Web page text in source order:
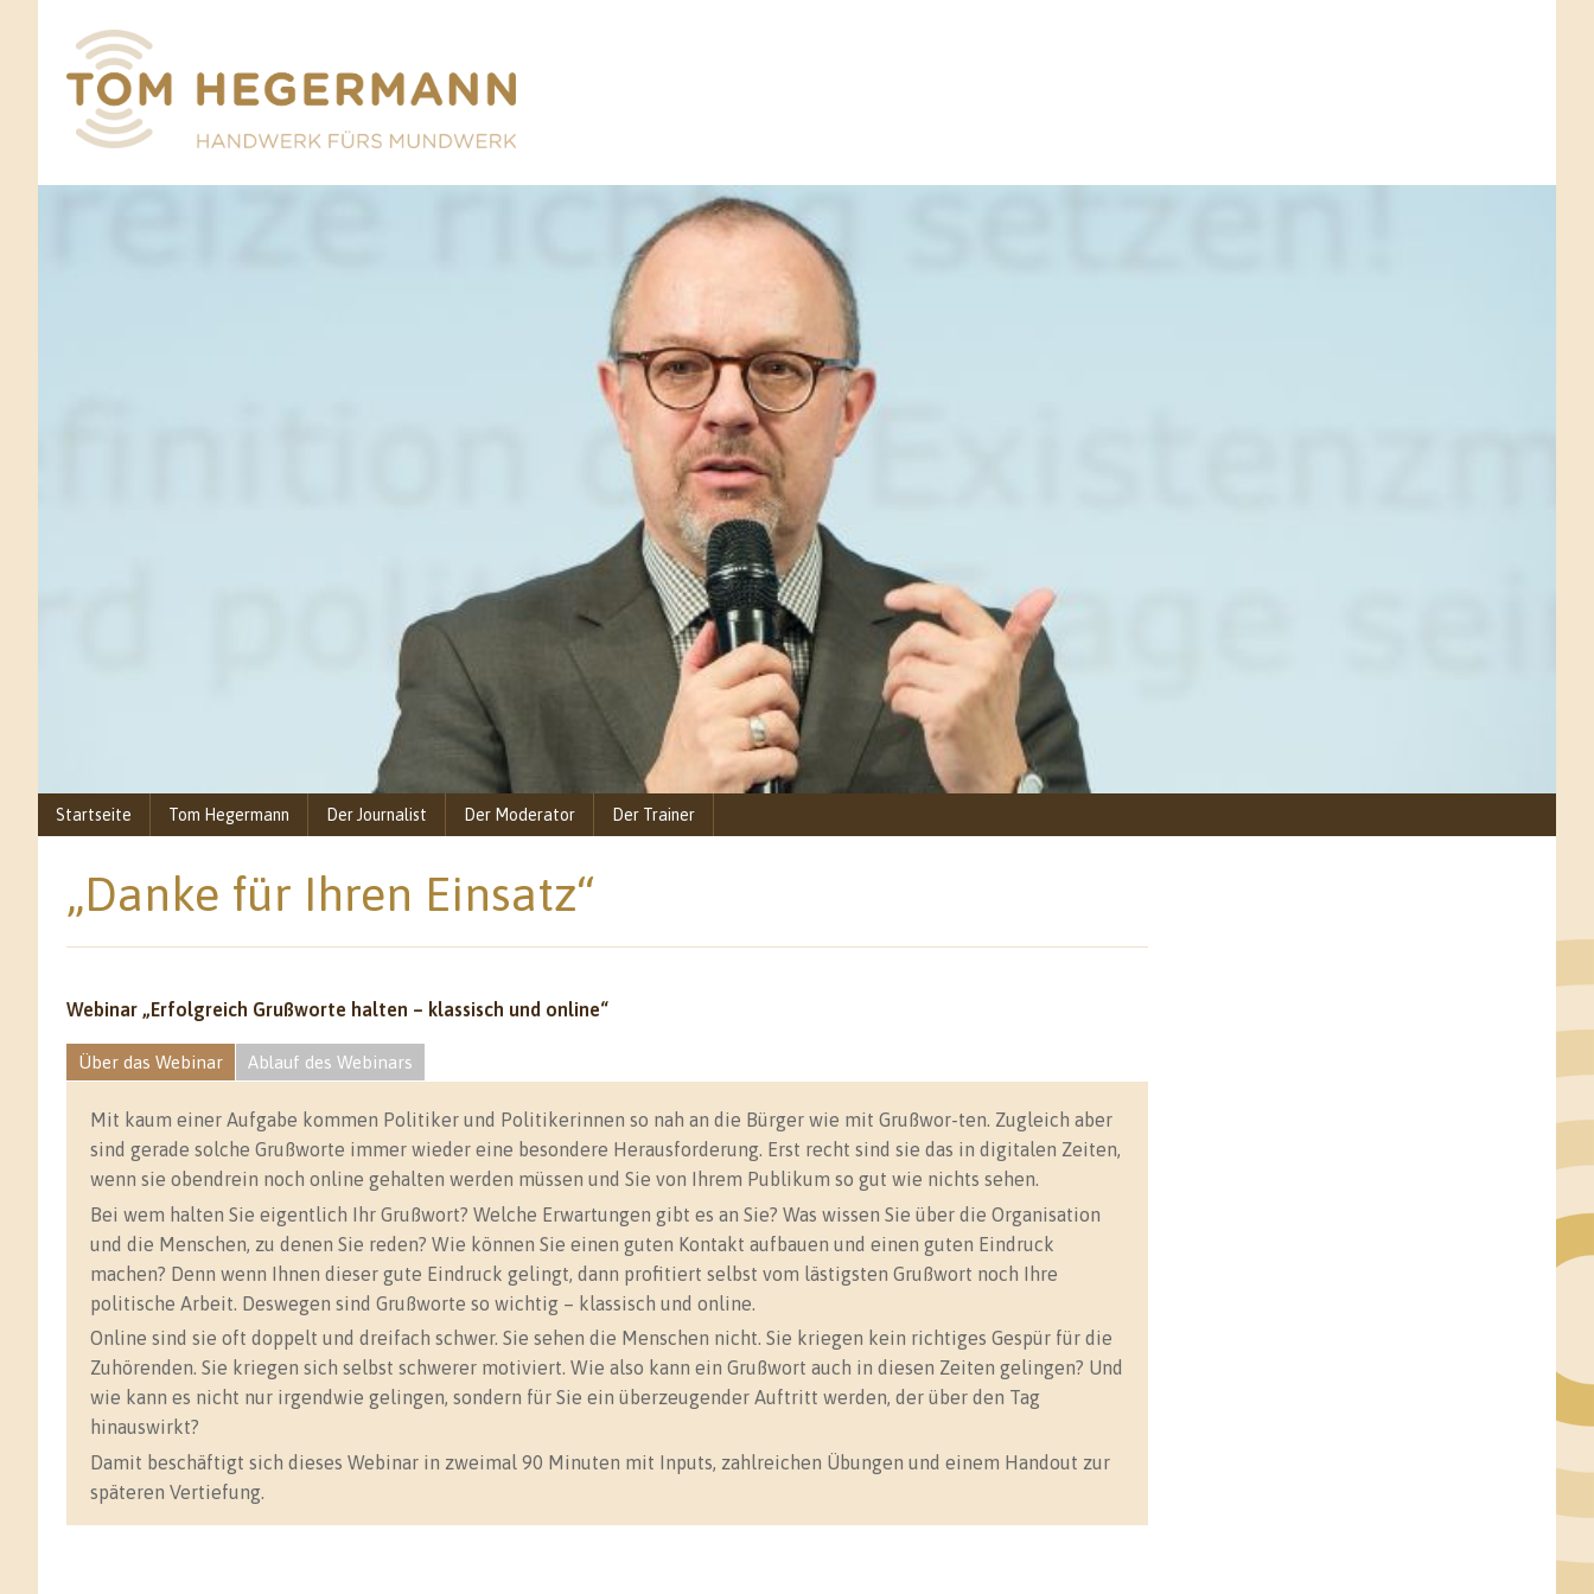
Startseite Tom Hegermann Der Journalist Der Moderator Der Trainer
„Danke für Ihren Einsatz“
Webinar „Erfolgreich Grußworte halten – klassisch und online“
Über das Webinar Ablauf des Webinars
Mit kaum einer Aufgabe kommen Politiker und Politikerinnen so nah an die Bürger wie mit Grußwor-ten. Zugleich aber
sind gerade solche Grußworte immer wieder eine besondere Herausforderung. Erst recht sind sie das in digitalen Zeiten,
wenn sie obendrein noch online gehalten werden müssen und Sie von Ihrem Publikum so gut wie nichts sehen.
Bei wem halten Sie eigentlich Ihr Grußwort? Welche Erwartungen gibt es an Sie? Was wissen Sie über die Organisation
und die Menschen, zu denen Sie reden? Wie können Sie einen guten Kontakt aufbauen und einen guten Eindruck
machen? Denn wenn Ihnen dieser gute Eindruck gelingt, dann profitiert selbst vom lästigsten Grußwort noch Ihre
politische Arbeit. Deswegen sind Grußworte so wichtig – klassisch und online.
Online sind sie oft doppelt und dreifach schwer. Sie sehen die Menschen nicht. Sie kriegen kein richtiges Gespür für die
Zuhörenden. Sie kriegen sich selbst schwerer motiviert. Wie also kann ein Grußwort auch in diesen Zeiten gelingen? Und
wie kann es nicht nur irgendwie gelingen, sondern für Sie ein überzeugender Auftritt werden, der über den Tag
hinauswirkt?
Damit beschäftigt sich dieses Webinar in zweimal 90 Minuten mit Inputs, zahlreichen Übungen und einem Handout zur
späteren Vertiefung.